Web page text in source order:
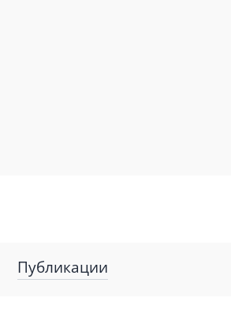
Публикации